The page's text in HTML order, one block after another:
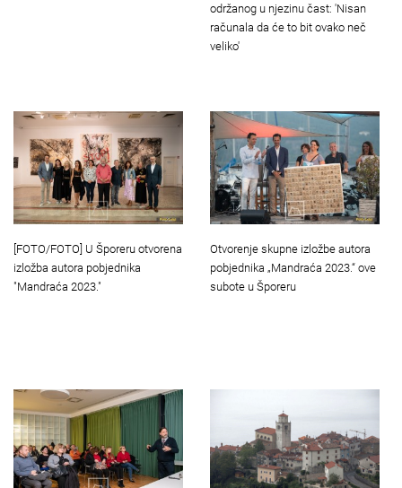
održanog u njezinu čast: 'Nisan
računala da će to bit ovako neč
veliko'
[FOTO/FOTO] U Šporeru otvorena
izložba autora pobjednika
"Mandraća 2023."
Otvorenje skupne izložbe autora
pobjednika „Mandraća 2023.“ ove
subote u Šporeru